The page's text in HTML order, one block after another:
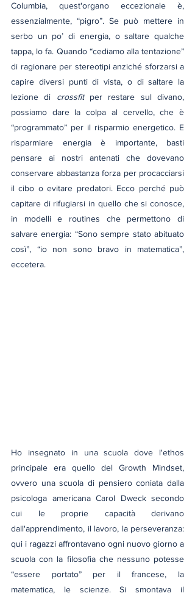
Columbia, quest'organo eccezionale è,
essenzialmente, “pigro”. Se può mettere in
serbo un po’ di energia, o saltare qualche
tappa, lo fa. Quando “cediamo alla tentazione”
di ragionare per stereotipi anziché sforzarsi a
capire diversi punti di vista, o di saltare la
lezione di crossfit per restare sul divano,
possiamo dare la colpa al cervello, che è
“programmato” per il risparmio energetico. E
risparmiare energia è importante, basti
pensare ai nostri antenati che dovevano
conservare abbastanza forza per procacciarsi
il cibo o evitare predatori. Ecco perché può
capitare di rifugiarsi in quello che si conosce,
in modelli e routines che permettono di
salvare energia: “Sono sempre stato abituato
così”, “io non sono bravo in matematica”,
eccetera.
Ho insegnato in una scuola dove l'ethos
principale era quello del Growth Mindset,
ovvero una scuola di pensiero coniata dalla
psicologa americana Carol Dweck secondo
cui le proprie capacità derivano
dall'apprendimento, il lavoro, la perseveranza:
qui i ragazzi affrontavano ogni nuovo giorno a
scuola con la filosofia che nessuno potesse
“essere portato” per il francese, la
matematica, le scienze. Si smontava il